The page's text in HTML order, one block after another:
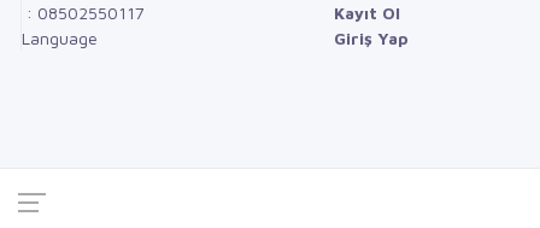
: 08502550117
Language
Kayıt Ol
Giriş Yap